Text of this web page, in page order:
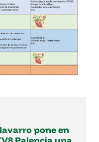
pone en